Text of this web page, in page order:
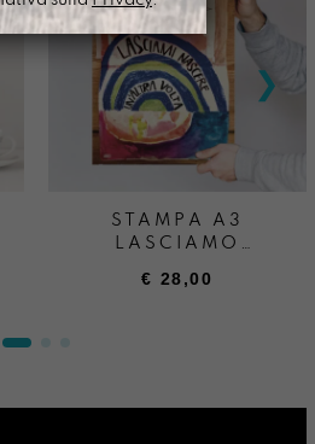
STAMPA A3
LASCIAMO
€ 28,00